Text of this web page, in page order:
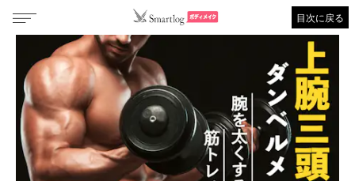
目次に戻る